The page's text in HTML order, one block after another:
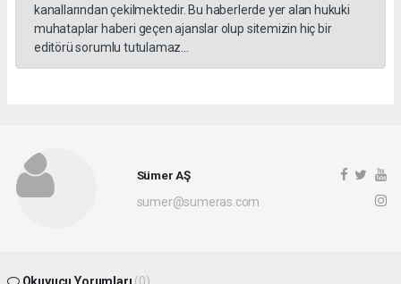
kanallarından çekilmektedir. Bu haberlerde yer alan hukuki
muhataplar haberi geçen ajanslar olup sitemizin hiç bir
editörü sorumlu tutulamaz...
Sümer AŞ
sumer@sumeras.com